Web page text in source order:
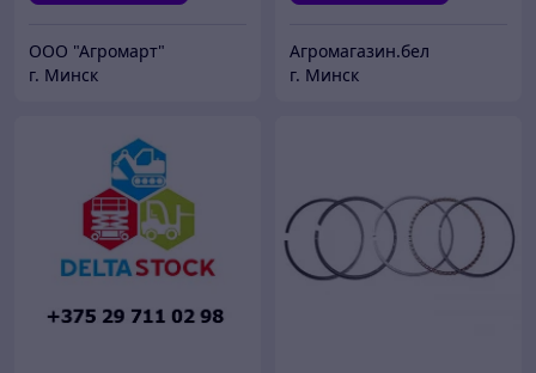
ООО "Агромарт"
г. Минск
Агромагазин.бел
г. Минск